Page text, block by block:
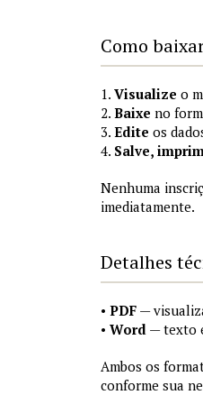
Como
1. Visualize o
2. Baixe no
3. Edite os
4. Salve,
Nenhuma
imediatamente.
Detalhes
• PDF —
• Word — texto
Ambos os
conforme sua